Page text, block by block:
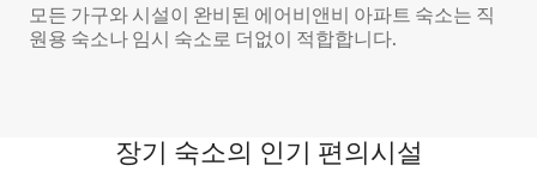
모든 가구와 시설이 완비된 에어비앤비 아파트 숙소는 직
원용 숙소나 임시 숙소로 더없이 적합합니다.
장기 숙소의 인기 편의시설